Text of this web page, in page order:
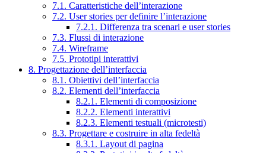
7.1. Caratteristiche dell’interazione
7.2. User stories per definire l’interazione
7.2.1. Differenza tra scenari e user stories
7.3. Flussi di interazione
7.4. Wireframe
7.5. Prototipi interattivi
8. Progettazione dell’interfaccia
8.1. Obiettivi dell’interfaccia
8.2. Elementi dell’interfaccia
8.2.1. Elementi di composizione
8.2.2. Elementi interattivi
8.2.3. Elementi testuali (microtesti)
8.3. Progettare e costruire in alta fedeltà
8.3.1. Layout di pagina